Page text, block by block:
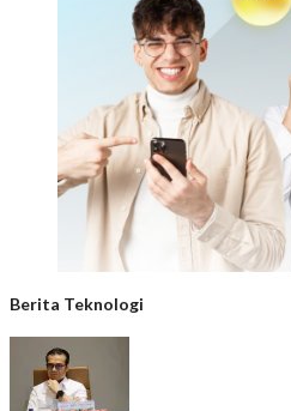
Berita Teknologi